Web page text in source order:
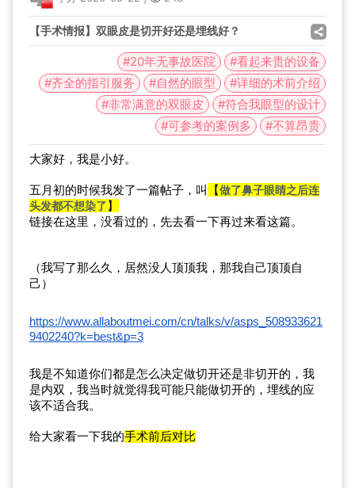
【手术情报】双眼皮是切开好还是埋线好？
#20年无事故医院
#看起来贵的设备
#齐全的指引服务
#自然的眼型
#详细的术前介绍
#非常满意的双眼皮
#符合我眼型的设计
#可参考的案例多
#不算昂贵
大家好，我是小好。
五月初的时候我发了一篇帖子，叫 【做了鼻子眼睛之后连
头发都不想染了 】
链接在这里，没看过的，先去看一下再过来看这篇。
（我写了那么久，居然没人顶顶我，那我自己顶顶自
己）
https://www.allaboutmei.com/cn/talks/v/asps_508933621
9402240?k=best&p=3
我是不知道你们都是怎么决定做切开还是非切开的，我
是内双，我当时就觉得我可能只能做切开的，埋线的应
该不适合我。
给大家看一下我的手术前后对比